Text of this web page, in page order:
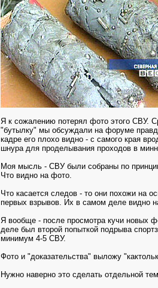
Я к сожалению потерял фото этого СВУ.
"бутылку" мы обсуждали на форуме
кадре его плохо видно - с самого края
шнура для проделывания проходов в
Моя мысль - СВУ были собраны по
Что видно на фото.
Что касается следов - то они похожи на
первых взрывов. Их в самом деле видно
Я вообще - после просмотра кучи новых
деле был второй попыткой подрыва
минимум 4-5 СВУ.
Фото и "доказательства" выложу
Нужно наверно это сделать отдельной